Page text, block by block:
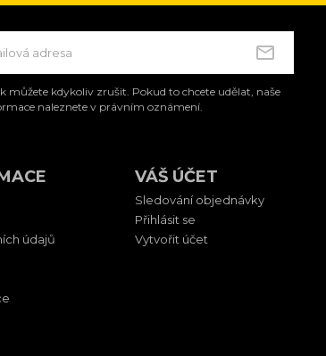
můžete kdykoliv zrušit. Pokud to chcete udělat, naše
naleznete v právním oznámení.
údajů
VÁŠ ÚČET
Sledování objednávky
Přihlásit se
Vytvořit účet